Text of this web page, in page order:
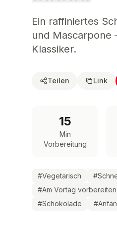
Ein raffiniertes
und Mascarpone
Klassiker.
Teilen Link
15
Min
Vorbereitung
#Vegetarisch #
#Am Vortag vorbereiten
#Schokolade #